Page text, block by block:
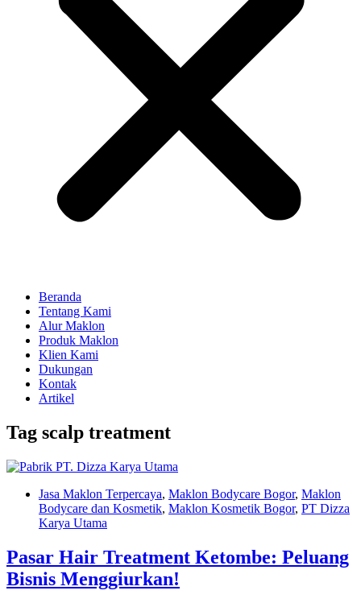
Beranda
Tentang Kami
Alur Maklon
Produk Maklon
Klien Kami
Dukungan
Kontak
Artikel
Tag scalp treatment
Jasa Maklon Terpercaya, Maklon Bodycare Bogor, Maklon
Bodycare dan Kosmetik, Maklon Kosmetik Bogor, PT Dizza
Karya Utama
Pasar Hair Treatment Ketombe: Peluang
Bisnis Menggiurkan!